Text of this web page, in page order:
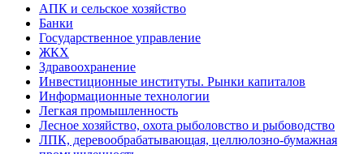
АПК и сельское хозяйство
Банки
Государственное управление
ЖКХ
Здравоохранение
Инвестиционные институты. Рынки капиталов
Информационные технологии
Легкая промышленность
Лесное хозяйство, охота рыболовство и рыбоводство
ЛПК, деревообрабатывающая, целлюлозно-бумажная